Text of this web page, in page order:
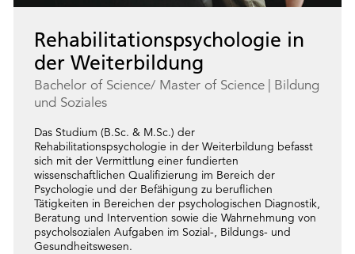
Rehabilitationspsychologie in
der Weiterbildung
Bachelor of Science/ Master of Science
Bildung
und Soziales
Das Studium (B.Sc. & M.Sc.) der
Rehabilitationspsychologie in der Weiterbildung befasst
sich mit der Vermittlung einer fundierten
wissenschaftlichen Qualifizierung im Bereich der
Psychologie und der Befähigung zu beruflichen
Tätigkeiten in Bereichen der psychologischen Diagnostik,
Beratung und Intervention sowie die Wahrnehmung von
psycholsozialen Aufgaben im Sozial-, Bildungs- und
Gesundheitswesen.